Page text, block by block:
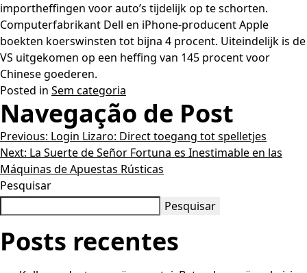
importheffingen voor auto’s tijdelijk op te schorten.
Computerfabrikant Dell en iPhone-producent Apple
boekten koerswinsten tot bijna 4 procent. Uiteindelijk is de
VS uitgekomen op een heffing van 145 procent voor
Chinese goederen.
Posted in Sem categoria
Navegação de Post
Previous: Login Lizaro: Direct toegang tot spelletjes
Next: La Suerte de Señor Fortuna es Inestimable en las
Máquinas de Apuestas Rústicas
Pesquisar
Pesquisar
Posts recentes